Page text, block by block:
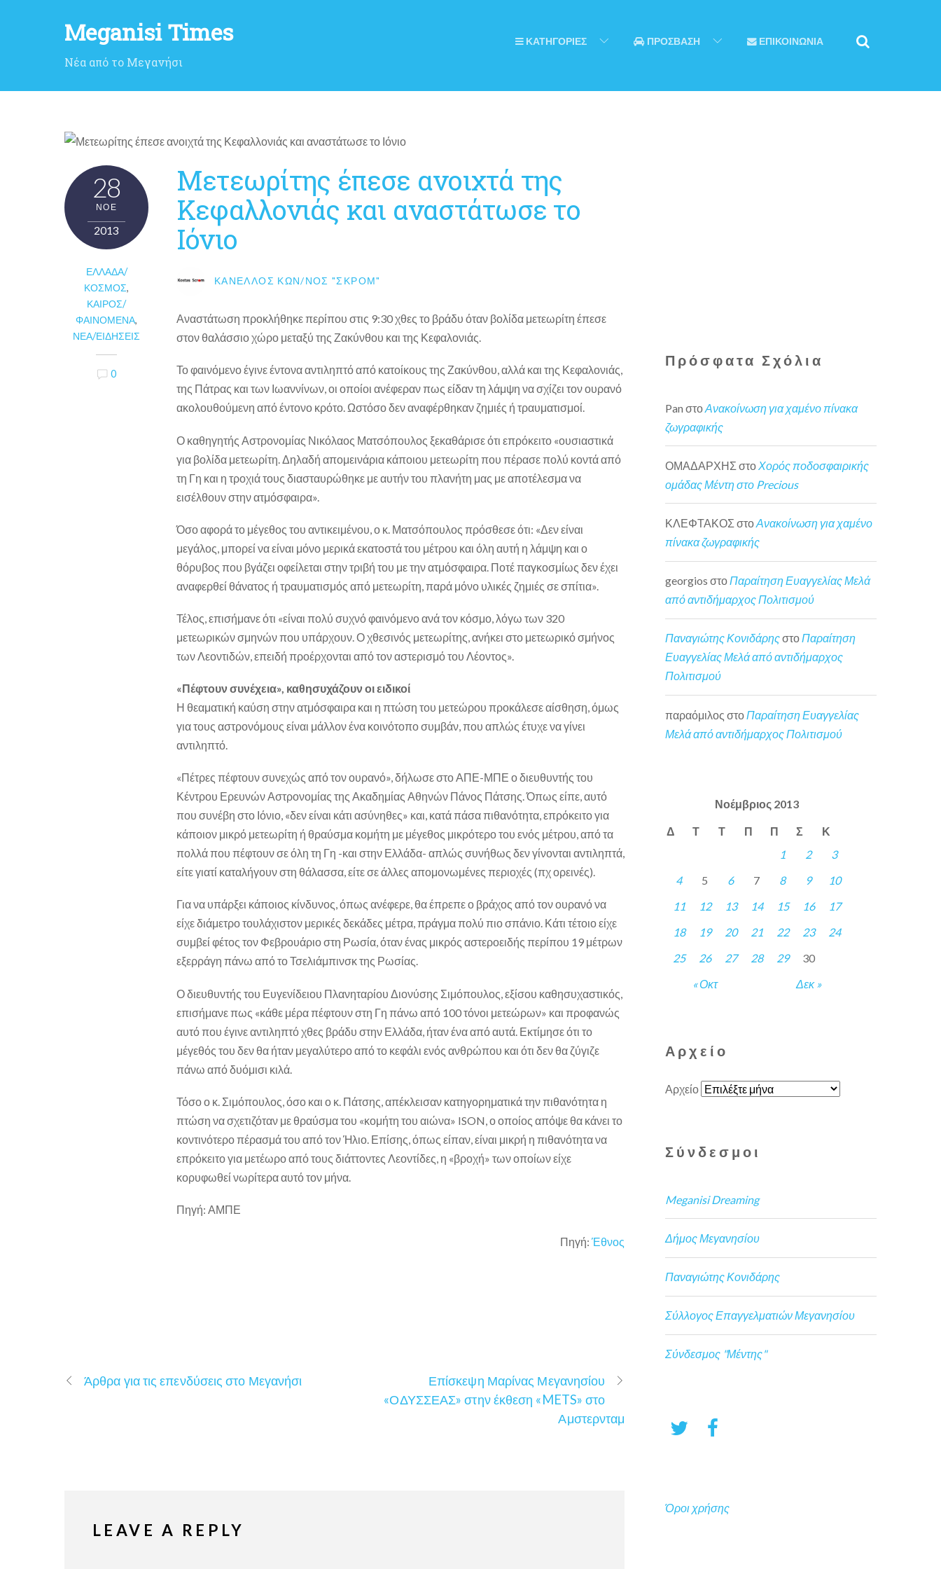
Meganisi Times
Νέα από το Μεγανήσι
ΚΑΤΗΓΟΡΙΕΣ ΠΡΟΣΒΑΣΗ ΕΠΙΚΟΙΝΩΝΙΑ
28
ΝΟΈ
2013
ΕΛΛΆΔΑ/
ΚΌΣΜΟΣ,
ΚΑΙΡΌΣ/
ΦΑΙΝΌΜΕΝΑ,
ΝΈΑ/ΕΙΔΉΣΕΙΣ
0
Μετεωρίτης έπεσε ανοιχτά της
Κεφαλλονιάς και αναστάτωσε το
Ιόνιο
ΚΑΝΈΛΛΟΣ ΚΩΝ/ΝΟΣ "ΣΚΡΟΜ"
Αναστάτωση προκλήθηκε περίπου στις 9:30 χθες το βράδυ όταν βολίδα μετεωρίτη έπεσε
στον θαλάσσιο χώρο μεταξύ της Ζακύνθου και της Κεφαλονιάς.
Το φαινόμενο έγινε έντονα αντιληπτό από κατοίκους της Ζακύνθου, αλλά και της Κεφαλονιάς,
της Πάτρας και των Ιωαννίνων, οι οποίοι ανέφεραν πως είδαν τη λάμψη να σχίζει τον ουρανό
ακολουθούμενη από έντονο κρότο. Ωστόσο δεν αναφέρθηκαν ζημιές ή τραυματισμοί.
Ο καθηγητής Αστρονομίας Νικόλαος Ματσόπουλος ξεκαθάρισε ότι επρόκειτο «ουσιαστικά
για βολίδα μετεωρίτη. Δηλαδή απομεινάρια κάποιου μετεωρίτη που πέρασε πολύ κοντά από
τη Γη και η τροχιά τους διασταυρώθηκε με αυτήν του πλανήτη μας με αποτέλεσμα να
εισέλθουν στην ατμόσφαιρα».
Όσο αφορά το μέγεθος του αντικειμένου, ο κ. Ματσόπουλος πρόσθεσε ότι: «Δεν είναι
μεγάλος, μπορεί να είναι μόνο μερικά εκατοστά του μέτρου και όλη αυτή η λάμψη και ο
θόρυβος που βγάζει οφείλεται στην τριβή του με την ατμόσφαιρα. Ποτέ παγκοσμίως δεν έχει
αναφερθεί θάνατος ή τραυματισμός από μετεωρίτη, παρά μόνο υλικές ζημιές σε σπίτια».
Τέλος, επισήμανε ότι «είναι πολύ συχνό φαινόμενο ανά τον κόσμο, λόγω των 320
μετεωρικών σμηνών που υπάρχουν. Ο χθεσινός μετεωρίτης, ανήκει στο μετεωρικό σμήνος
των Λεοντιδών, επειδή προέρχονται από τον αστερισμό του Λέοντος».
«Πέφτουν συνέχεια», καθησυχάζουν οι ειδικοί
Η θεαματική καύση στην ατμόσφαιρα και η πτώση του μετεώρου προκάλεσε αίσθηση, όμως
για τους αστρονόμους είναι μάλλον ένα κοινότοπο συμβάν, που απλώς έτυχε να γίνει
αντιληπτό.
«Πέτρες πέφτουν συνεχώς από τον ουρανό», δήλωσε στο ΑΠΕ-ΜΠΕ ο διευθυντής του
Κέντρου Ερευνών Αστρονομίας της Ακαδημίας Αθηνών Πάνος Πάτσης. Όπως είπε, αυτό
που συνέβη στο Ιόνιο, «δεν είναι κάτι ασύνηθες» και, κατά πάσα πιθανότητα, επρόκειτο για
κάποιον μικρό μετεωρίτη ή θραύσμα κομήτη με μέγεθος μικρότερο του ενός μέτρου, από τα
πολλά που πέφτουν σε όλη τη Γη -και στην Ελλάδα- απλώς συνήθως δεν γίνονται αντιληπτά,
είτε γιατί καταλήγουν στη θάλασσα, είτε σε άλλες απομονωμένες περιοχές (πχ ορεινές).
Για να υπάρξει κάποιος κίνδυνος, όπως ανέφερε, θα έπρεπε ο βράχος από τον ουρανό να
είχε διάμετρο τουλάχιστον μερικές δεκάδες μέτρα, πράγμα πολύ πιο σπάνιο. Κάτι τέτοιο είχε
συμβεί φέτος τον Φεβρουάριο στη Ρωσία, όταν ένας μικρός αστεροειδής περίπου 19 μέτρων
εξερράγη πάνω από το Τσελιάμπινσκ της Ρωσίας.
Ο διευθυντής του Ευγενίδειου Πλανηταρίου Διονύσης Σιμόπουλος, εξίσου καθησυχαστικός,
επισήμανε πως «κάθε μέρα πέφτουν στη Γη πάνω από 100 τόνοι μετεώρων» και προφανώς
αυτό που έγινε αντιληπτό χθες βράδυ στην Ελλάδα, ήταν ένα από αυτά. Εκτίμησε ότι το
μέγεθός του δεν θα ήταν μεγαλύτερο από το κεφάλι ενός ανθρώπου και ότι δεν θα ζύγιζε
πάνω από δυόμισι κιλά.
Τόσο ο κ. Σιμόπουλος, όσο και ο κ. Πάτσης, απέκλεισαν κατηγορηματικά την πιθανότητα η
πτώση να σχετιζόταν με θραύσμα του «κομήτη του αιώνα» ISON, ο οποίος απόψε θα κάνει το
κοντινότερο πέρασμά του από τον Ήλιο. Επίσης, όπως είπαν, είναι μικρή η πιθανότητα να
επρόκειτο για μετέωρο από τους διάττοντες Λεοντίδες, η «βροχή» των οποίων είχε
κορυφωθεί νωρίτερα αυτό τον μήνα.
Πηγή: ΑΜΠΕ
Πηγή:Έθνος
Άρθρα για τις επενδύσεις στο Μεγανήσι
Επίσκεψη Μαρίνας Μεγανησίου
«ΟΔΥΣΣΕΑΣ» στην έκθεση «METS» στο
Αμστερνταμ
LEAVE A REPLY
Πρόσφατα Σχόλια
Pan στοΑνακοίνωση για χαμένο πίνακα
ζωγραφικής
ΟΜΑΔΑΡΧΗΣ στο Χορός ποδοσφαιρικής
ομάδας Μέντη στο Precious
ΚΛΕΦΤΑΚΟΣ στοΑνακοίνωση για χαμένο
πίνακα ζωγραφικής
georgios στοΠαραίτηση Ευαγγελίας Μελά
από αντιδήμαρχος Πολιτισμού
Παναγιώτης ΚονιδάρηςστοΠαραίτηση
Ευαγγελίας Μελά από αντιδήμαρχος
Πολιτισμού
παραόμιλος στο Παραίτηση Ευαγγελίας
Μελά από αντιδήμαρχος Πολιτισμού
Νοέμβριος 2013
Δ Τ Τ Π Π Σ Κ
« Οκτ Δεκ »
1 2
3
4
5 6 7 8 9
10
11
12 13 14 15 16
17
18
19 20 21 22 23
24
25
26 27 28 29 30
Αρχείο
Αρχείο
Σύνδεσμοι
Meganisi Dreaming
Δήμος Μεγανησίου
Παναγιώτης Κονιδάρης
Σύλλογος Επαγγελματιών Μεγανησίου
Σύνδεσμος "Μέντης"
Όροι χρήσης